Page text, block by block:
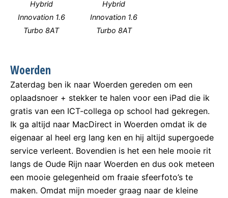
Hybrid
Innovation 1.6
Turbo 8AT
Hybrid
Innovation 1.6
Turbo 8AT
Woerden
Zaterdag ben ik naar Woerden gereden om een
oplaadsnoer + stekker te halen voor een iPad die ik
gratis van een ICT-collega op school had gekregen.
Ik ga altijd naar MacDirect in Woerden omdat ik de
eigenaar al heel erg lang ken en hij altijd supergoede
service verleent. Bovendien is het een hele mooie rit
langs de Oude Rijn naar Woerden en dus ook meteen
een mooie gelegenheid om fraaie sfeerfoto’s te
maken. Omdat mijn moeder graag naar de kleine